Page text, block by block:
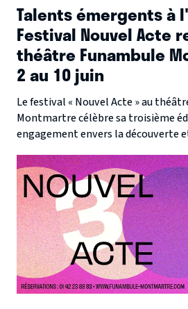
Talents émergents à
Festival Nouvel Acte
théâtre Funambule
2 au 10 juin
Le festival « Nouvel Acte » au théâtre Le Funambule
Montmartre célèbre sa troisième
engagement envers la découverte